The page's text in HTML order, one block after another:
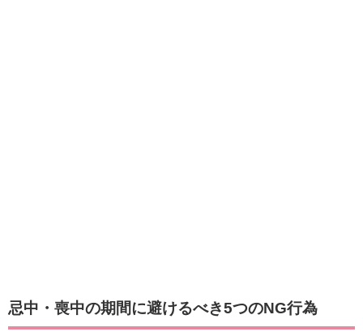
忌中・喪中の期間に避けるべき5つのNG行為